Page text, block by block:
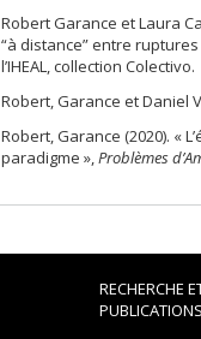
Robert Garance et Laura
“à distance” entre
l’IHEAL, collection Colectivo.
Robert, Garance et Daniel
Robert, Garance (2020). «
paradigme »,Problèmes
RECHERCHE
PUBLICATIONS